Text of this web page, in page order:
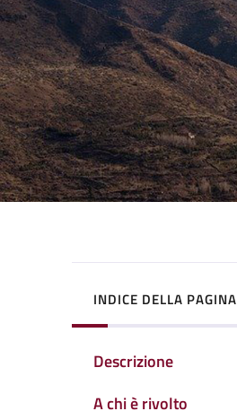
INDICE DELLA PAGINA
Descrizione
A chi è rivolto